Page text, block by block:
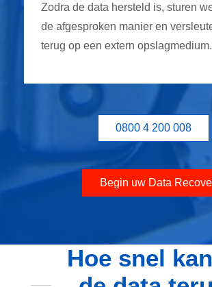
Zodra de data hersteld is, sturen
de afgesproken manier en
terug op een extern opslagmedium.
0800 4 200 008
Begin uw Data
Hoe snel